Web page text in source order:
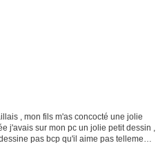
, mon fils m'as concocté une jolie
j'avais sur mon pc un jolie petit dessin ,
pas bcp qu'il aime pas tellement